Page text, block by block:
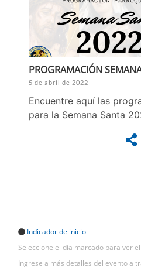
PROGRAMACIÓN
5 de abril de 2022
Encuentre aquí las
para la Semana Santa
Indicador de inicio
Seleccione el día marcado para ver
Ingrese a más detalles del evento a